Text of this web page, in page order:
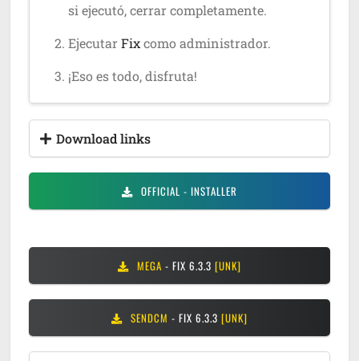
si ejecutó, cerrar completamente.
Ejecutar Fixcomo administrador.
¡Eso es todo, disfruta!
Download links
OFFICIAL - INSTALLER
MEGA - FIX 6.3.3 [UNK]
SENDCM - FIX 6.3.3 [UNK]